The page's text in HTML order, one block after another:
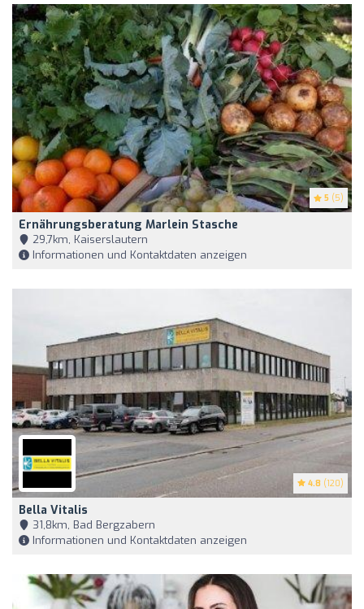
5 (5)
Ernährungsberatung Marlein Stasche
29,7km, Kaiserslautern
Informationen und Kontaktdaten anzeigen
4.8 (120)
Bella Vitalis
31,8km, Bad Bergzabern
Informationen und Kontaktdaten anzeigen